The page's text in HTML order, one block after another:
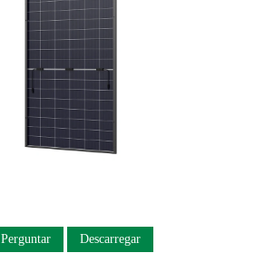
Perguntar Descarregar